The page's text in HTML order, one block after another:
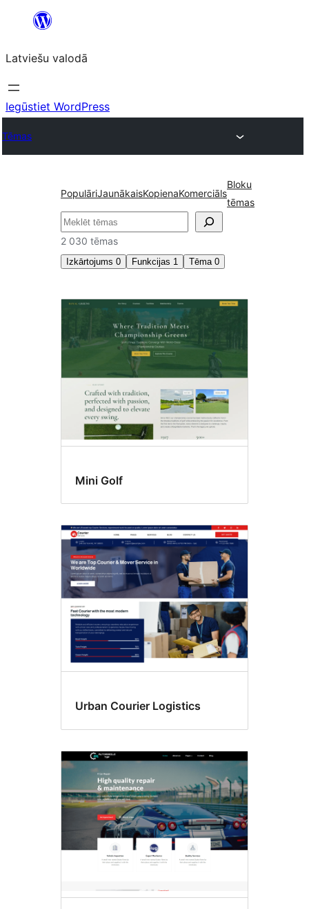
Pāriet
saturu
Latviešu valodā
Iegūstiet WordPress
Tēmas
PopulāriJaunākaisKopienaKomerciāls
Bloku
tēmas
Meklēt
2 030 tēmas
Izkārtojums 0 Funkcijas 1 Tēma 0
Piedāvātā
galvene
Mini Golf
Urban Courier Logistics